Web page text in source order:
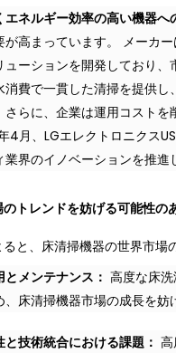
ネルギー効率の高い機器へ
が高まっています。 メーカ
ューションを開発しており
消費で一貫した清掃を提供
さらに、企業は運用コスト
4月、LGエレクトロニクス
界のイノベーションを推進
トレンドを妨げる可能性の
と、床清掃機器の世界市場
メンテナンス： 高度な床
床清掃機器市場の成長を妨
技術統合における課題：